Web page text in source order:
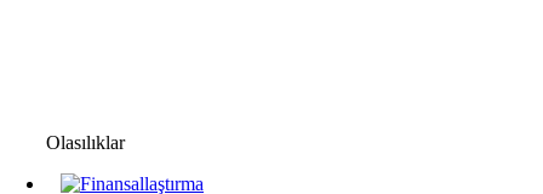
Olasılıklar